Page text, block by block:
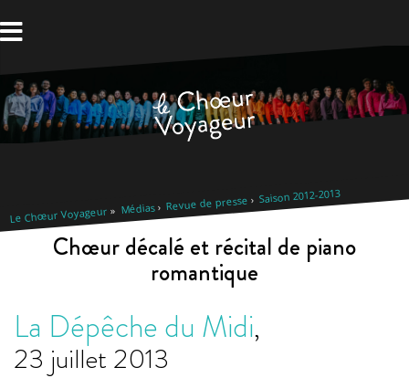
au
Le Chœur Voyageur Médias Revue de presse Saison 2012-2013
Chœur décalé et récital de piano
romantique
La Dépêche du Midi,
23 juillet 2013